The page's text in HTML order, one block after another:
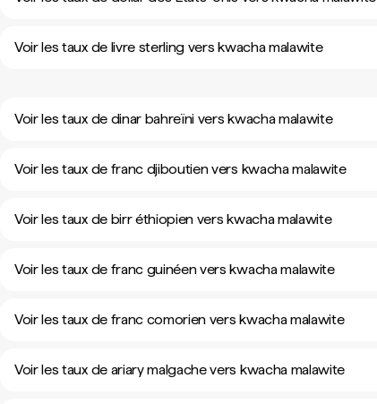
Voir les taux de livre sterling vers kwacha malawite
Voir les taux de dinar bahreïni vers kwacha malawite
Voir les taux de franc djiboutien vers kwacha malawite
Voir les taux de birr éthiopien vers kwacha malawite
Voir les taux de franc guinéen vers kwacha malawite
Voir les taux de franc comorien vers kwacha malawite
Voir les taux de ariary malgache vers kwacha malawite